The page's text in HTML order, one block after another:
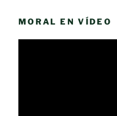
MORAL EN VÍDEO